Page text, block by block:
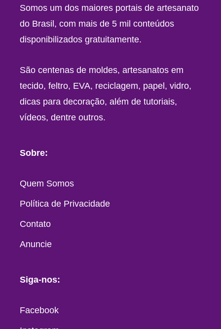
Somos um dos maiores portais de artesanato
do Brasil, com mais de 5 mil conteúdos
disponibilizados gratuitamente.
São centenas de moldes, artesanatos em
tecido, feltro, EVA, reciclagem, papel, vidro,
dicas para decoração, além de tutoriais,
vídeos, dentre outros.
Sobre:
Quem Somos
Política de Privacidade
Contato
Anuncie
Siga-nos:
Facebook